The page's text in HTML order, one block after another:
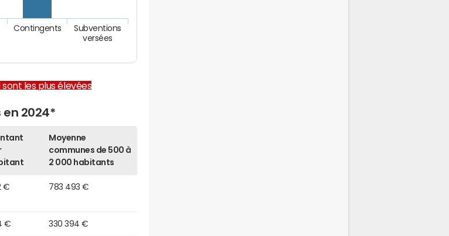
Contingents
Subventions
versées
sont les plus élevées
2024*
Moyenne
communes de 500 à
2 000 habitants
€ 783 493 €
€ 330 394 €